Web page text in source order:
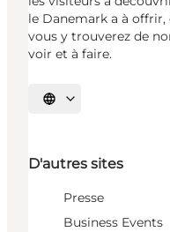
le Danemark a à
vous y trouverez de
voir et à faire.
Choisissez la langue
D'autres sites
Presse
Business Events